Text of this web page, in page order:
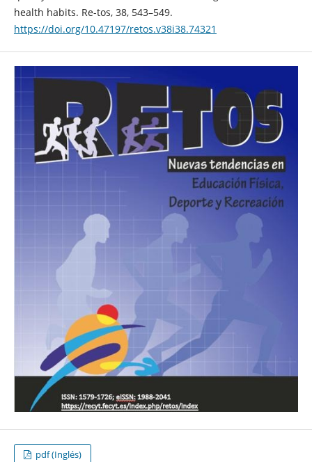
health habits. Re-tos, 38, 543–549.
https://doi.org/10.47197/retos.v38i38.74321
pdf (Inglés)